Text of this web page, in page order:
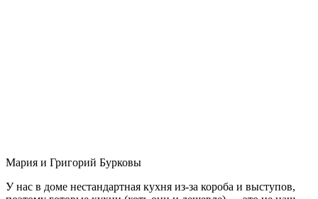
Мария и Григорий Бурковы
У нас в доме нестандартная кухня из-за короба и выступов,